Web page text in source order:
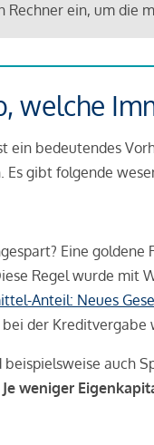
Rechner ein, um die
welche
ein bedeutendes
gibt folgende
Eine
Regel wurde mit
Anteil: Neues
der
auch
Je weniger